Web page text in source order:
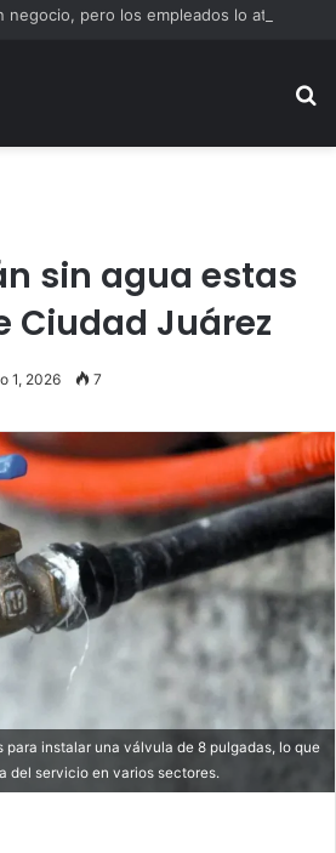
sin agua estas
Ciudad Juárez
1, 2026 7
para instalar una válvula de 8 pulgadas, lo que
del servicio en varios sectores.